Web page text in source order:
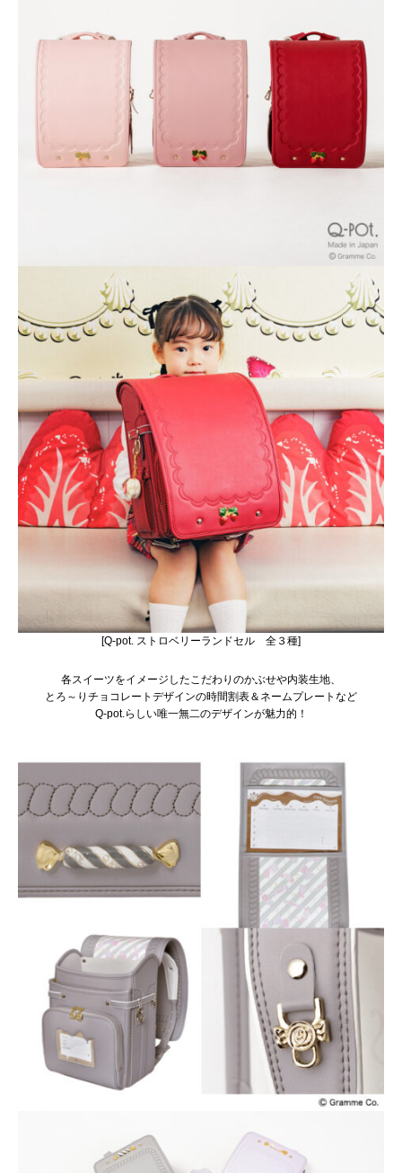
[Q-pot. ストロベリーランドセル 全３種]
各スイーツをイメージしたこだわりのかぶせや内装生地、
とろ～りチョコレートデザインの時間割表＆ネームプレートなど
Q-pot.らしい唯一無二のデザインが魅力的！